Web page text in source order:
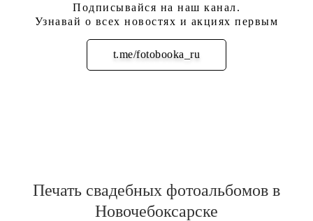
Подписывайся на наш канал.
Узнавай о всех новостях и акциях первым
t.me/fotobooka_ru
Подписаться
Печать свадебных фотоальбомов в
Новочебоксарске